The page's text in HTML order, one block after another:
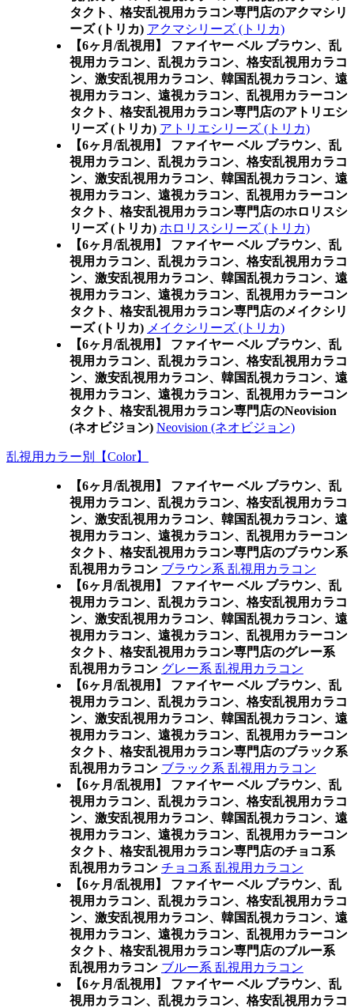
タクト、格安乱視用カラコン専門店のアクマシリ
ーズ (トリカ) アクマシリーズ (トリカ)
【6ヶ月/乱視用】 ファイヤー ベル ブラウン、乱
視用カラコン、乱視カラコン、格安乱視用カラコ
ン、激安乱視用カラコン、韓国乱視カラコン、遠
視用カラコン、遠視カラコン、乱視用カラーコン
タクト、格安乱視用カラコン専門店のアトリエシ
リーズ (トリカ) アトリエシリーズ (トリカ)
【6ヶ月/乱視用】 ファイヤー ベル ブラウン、乱
視用カラコン、乱視カラコン、格安乱視用カラコ
ン、激安乱視用カラコン、韓国乱視カラコン、遠
視用カラコン、遠視カラコン、乱視用カラーコン
タクト、格安乱視用カラコン専門店のホロリスシ
リーズ (トリカ) ホロリスシリーズ (トリカ)
【6ヶ月/乱視用】 ファイヤー ベル ブラウン、乱
視用カラコン、乱視カラコン、格安乱視用カラコ
ン、激安乱視用カラコン、韓国乱視カラコン、遠
視用カラコン、遠視カラコン、乱視用カラーコン
タクト、格安乱視用カラコン専門店のメイクシリ
ーズ (トリカ) メイクシリーズ (トリカ)
【6ヶ月/乱視用】 ファイヤー ベル ブラウン、乱
視用カラコン、乱視カラコン、格安乱視用カラコ
ン、激安乱視用カラコン、韓国乱視カラコン、遠
視用カラコン、遠視カラコン、乱視用カラーコン
タクト、格安乱視用カラコン専門店のNeovision
(ネオビジョン) Neovision (ネオビジョン)
乱視用カラー別【Color】
【6ヶ月/乱視用】 ファイヤー ベル ブラウン、乱
視用カラコン、乱視カラコン、格安乱視用カラコ
ン、激安乱視用カラコン、韓国乱視カラコン、遠
視用カラコン、遠視カラコン、乱視用カラーコン
タクト、格安乱視用カラコン専門店のブラウン系
乱視用カラコン ブラウン系 乱視用カラコン
【6ヶ月/乱視用】 ファイヤー ベル ブラウン、乱
視用カラコン、乱視カラコン、格安乱視用カラコ
ン、激安乱視用カラコン、韓国乱視カラコン、遠
視用カラコン、遠視カラコン、乱視用カラーコン
タクト、格安乱視用カラコン専門店のグレー系
乱視用カラコン グレー系 乱視用カラコン
【6ヶ月/乱視用】 ファイヤー ベル ブラウン、乱
視用カラコン、乱視カラコン、格安乱視用カラコ
ン、激安乱視用カラコン、韓国乱視カラコン、遠
視用カラコン、遠視カラコン、乱視用カラーコン
タクト、格安乱視用カラコン専門店のブラック系
乱視用カラコン ブラック系 乱視用カラコン
【6ヶ月/乱視用】 ファイヤー ベル ブラウン、乱
視用カラコン、乱視カラコン、格安乱視用カラコ
ン、激安乱視用カラコン、韓国乱視カラコン、遠
視用カラコン、遠視カラコン、乱視用カラーコン
タクト、格安乱視用カラコン専門店のチョコ系
乱視用カラコン チョコ系 乱視用カラコン
【6ヶ月/乱視用】 ファイヤー ベル ブラウン、乱
視用カラコン、乱視カラコン、格安乱視用カラコ
ン、激安乱視用カラコン、韓国乱視カラコン、遠
視用カラコン、遠視カラコン、乱視用カラーコン
タクト、格安乱視用カラコン専門店のブルー系
乱視用カラコン ブルー系 乱視用カラコン
【6ヶ月/乱視用】 ファイヤー ベル ブラウン、乱
視用カラコン、乱視カラコン、格安乱視用カラコ